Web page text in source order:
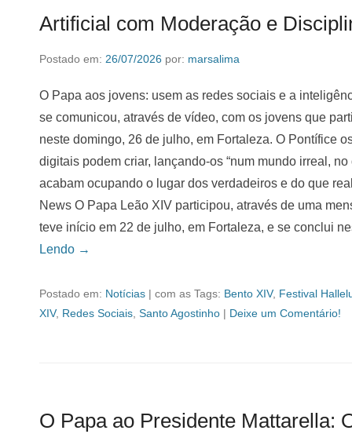
Artificial com Moderação e
Postado em: 26/07/2026 por: marsalima
O Papa aos jovens: usem as redes sociais e a
se comunicou, através de vídeo, com os jovens que
neste domingo, 26 de julho, em Fortaleza. O Pontífice
digitais podem criar, lançando-os “num mundo irreal,
acabam ocupando o lugar dos verdadeiros e do que
News O Papa Leão XIV participou, através de uma
teve início em 22 de julho, em Fortaleza, e se conclui
Lendo →
Postado em: Notícias | com as Tags: Bento XIV, Festival
XIV, Redes Sociais Santo Agostinho | Deixe um Comentário!
O Papa ao Presidente Mattarella: